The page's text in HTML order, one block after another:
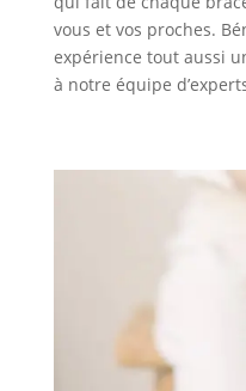
vous et vos proches.
expérience tout aussi
à notre équipe